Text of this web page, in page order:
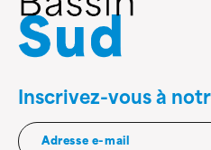
Inscrivez-vous à